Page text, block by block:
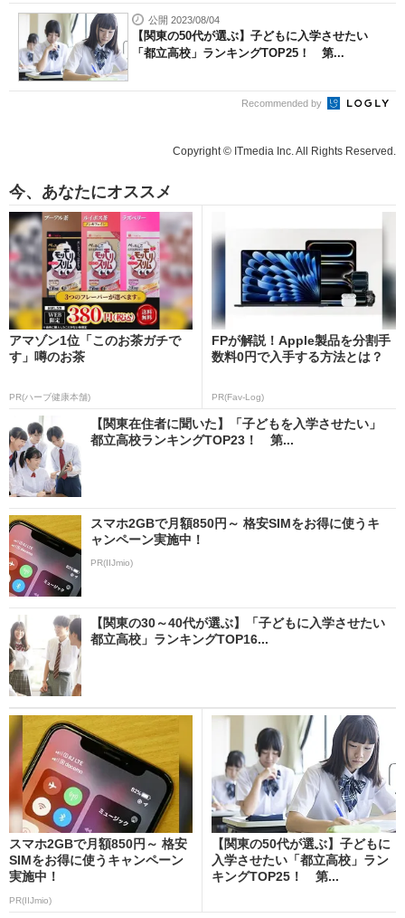
公開 2023/08/04
【関東の50代が選ぶ】子どもに入学させたい
「都立高校」ランキングTOP25！ 第...
Recommended by
Copyright © ITmedia Inc. All Rights Reserved.
今、あなたにオススメ
アマゾン1位「このお茶ガチで
す」噂のお茶
PR(ハーブ健康本舗)
FPが解説！Apple製品を分割手
数料0円で入手する方法とは？
PR(Fav-Log)
【関東在住者に聞いた】「子どもを入学させたい」
都立高校ランキングTOP23！ 第...
スマホ2GBで月額850円～ 格安SIMをお得に使うキ
ャンペーン実施中！
PR(IIJmio)
【関東の30～40代が選ぶ】「子どもに入学させたい
都立高校」ランキングTOP16...
スマホ2GBで月額850円～ 格安
SIMをお得に使うキャンペーン
実施中！
PR(IIJmio)
【関東の50代が選ぶ】子どもに
入学させたい「都立高校」ラン
キングTOP25！ 第...